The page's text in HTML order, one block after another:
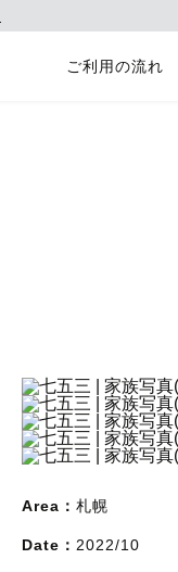
ご利用の流れ
Area： 札幌
Date： 2022/10